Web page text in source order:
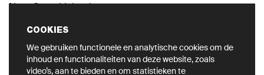
COOKIES
We gebruiken functionele en analytische cookies om de
inhoud en functionaliteiten van deze website, zoals
video’s, aan te bieden en om statistieken te
Naar GroenLinks.nl